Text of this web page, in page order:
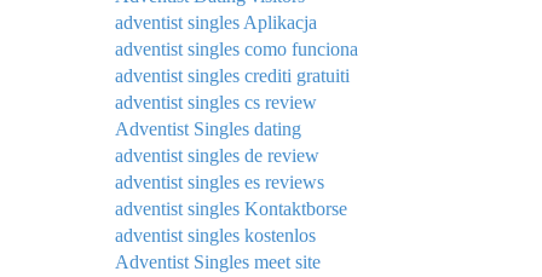
adventist singles Aplikacja
adventist singles como funciona
adventist singles crediti gratuiti
adventist singles cs review
Adventist Singles dating
adventist singles de review
adventist singles es reviews
adventist singles Kontaktborse
adventist singles kostenlos
Adventist Singles meet site